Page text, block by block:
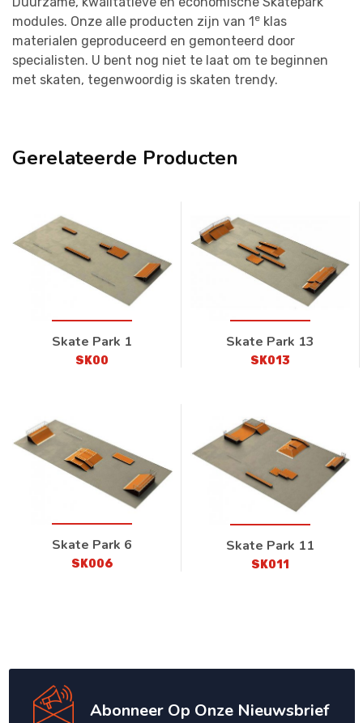
modules. Onze alle producten zijn van 1e klas
materialen geproduceerd en gemonteerd door
specialisten. U bent nog niet te laat om te beginnen
met skaten, tegenwoordig is skaten trendy.
Gerelateerde Producten
Skate Park 1
SK00
Skate Park 13
SK013
Skate Park 6
SK006
Skate Park 11
SK011
Abonneer Op Onze Nieuwsbrief